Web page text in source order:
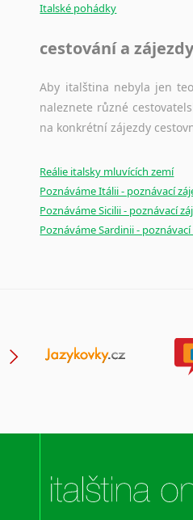
Italské pohádky
cestování a
Aby italština nebyla jen
naleznete různé
na konkrétní zájezdy
Reálie italsky mluvících zemí
Poznáváme Itálii - poznávací
Poznáváme Sicilii - poznávací
Poznáváme Sardinii -